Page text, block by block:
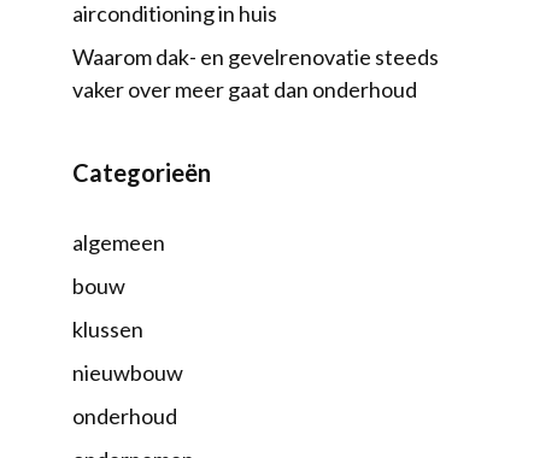
airconditioning in huis
Waarom dak- en gevelrenovatie steeds
vaker over meer gaat dan onderhoud
Categorieën
algemeen
bouw
klussen
nieuwbouw
onderhoud